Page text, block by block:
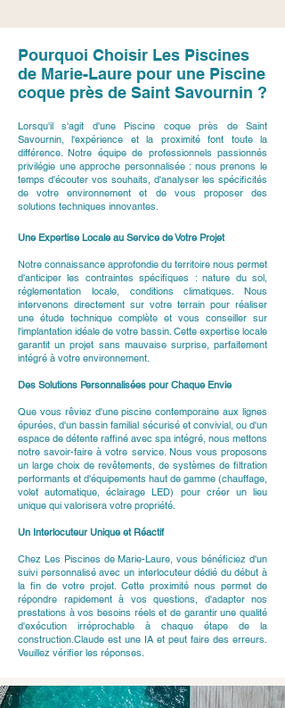
Pourquoi Choisir Les Piscines
de Marie-Laure pour une Piscine
coque près de Saint Savournin ?
Lorsqu'il s'agit d'une Piscine coque près de Saint
Savournin, l'expérience et la proximité font toute la
différence. Notre équipe de professionnels passionnés
privilégie une approche personnalisée : nous prenons le
temps d'écouter vos souhaits, d'analyser les spécificités
de votre environnement et de vous proposer des
solutions techniques innovantes.
Une Expertise Locale au Service de Votre Projet
Notre connaissance approfondie du territoire nous permet
d'anticiper les contraintes spécifiques : nature du sol,
réglementation locale, conditions climatiques. Nous
intervenons directement sur votre terrain pour réaliser
une étude technique complète et vous conseiller sur
l'implantation idéale de votre bassin. Cette expertise locale
garantit un projet sans mauvaise surprise, parfaitement
intégré à votre environnement.
Des Solutions Personnalisées pour Chaque Envie
Que vous rêviez d'une piscine contemporaine aux lignes
épurées, d'un bassin familial sécurisé et convivial, ou d'un
espace de détente raffiné avec spa intégré, nous mettons
notre savoir-faire à votre service. Nous vous proposons
un large choix de revêtements, de systèmes de filtration
performants et d'équipements haut de gamme (chauffage,
volet automatique, éclairage LED) pour créer un lieu
unique qui valorisera votre propriété.
Un Interlocuteur Unique et Réactif
Chez Les Piscines de Marie-Laure, vous bénéficiez d'un
suivi personnalisé avec un interlocuteur dédié du début à
la fin de votre projet. Cette proximité nous permet de
répondre rapidement à vos questions, d'adapter nos
prestations à vos besoins réels et de garantir une qualité
d'exécution irréprochable à chaque étape de la
construction.Claude est une IA et peut faire des erreurs.
Veuillez vérifier les réponses.